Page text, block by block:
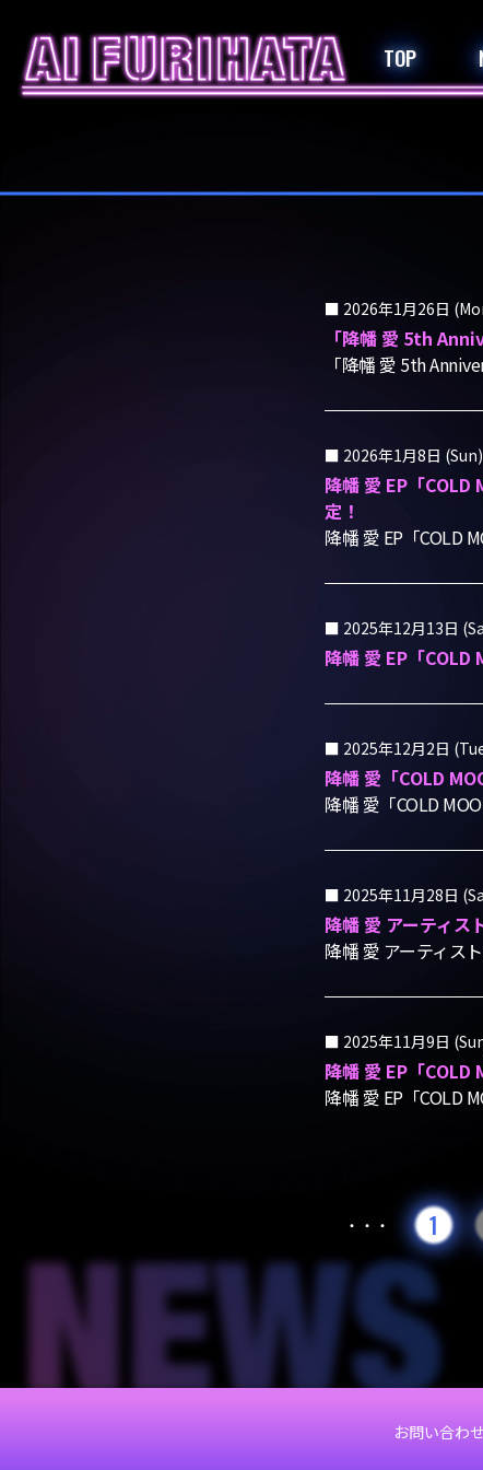
TOP
2026年1月26日
「降幡 愛 5th
「降幡 愛 5th
2026年1月8日 (Sun)
降幡 愛 EP「COLD
定！
降幡 愛 EP「COLD
2025年12月13日
降幡 愛 EP「COLD
2025年12月2日
降幡 愛「COLD
降幡 愛「COLD
2025年11月28日
降幡 愛 アーティス
降幡 愛 アーティス
2025年11月9日
降幡 愛 EP「COLD
降幡 愛 EP「COLD
・・・ 1
お問い合わせ